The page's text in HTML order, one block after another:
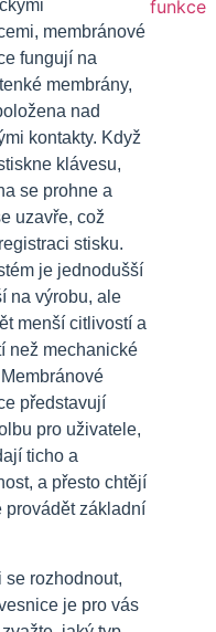
membránové
fungují na
membrány,
nad
kontakty. Když
klávesu,
se prohne a
uzavře, což
stisku.
je jednodušší
na výrobu, ale
menší citlivostí a
než mechanické
představují
pro uživatele,
ticho a
a přesto chtějí
provádět základní
se rozhodnout,
je pro vás